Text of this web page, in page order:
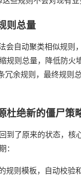
则总量
自动聚类相似规则
规则总量，降低防
冗余规则，最终规则
杜绝新的僵尸策
到了原来的状态，
：
规则模板，自动校验